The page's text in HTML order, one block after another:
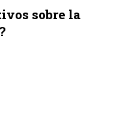
sobre la